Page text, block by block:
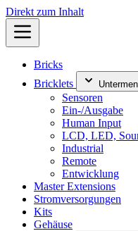
Direkt zum Inhalt
Bricks
Bricklets
Sensoren
Ein-/Ausgabe
Human Input
LCD, LED,
Industrial
Remote
Entwicklung
Master Extensions
Stromversorgungen
Kits
Gehäuse